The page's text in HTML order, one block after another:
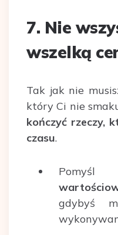
7. Nie
wszelką
Tak jak nie
który Ci nie
kończyć rzeczy,
czasu.
gdybyś